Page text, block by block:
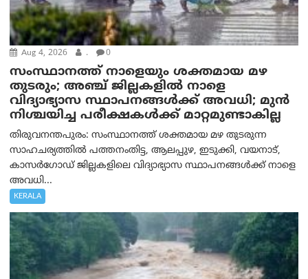
Aug 4, 2026 . 0
സംസ്ഥാനത്ത് നാളെയും ശക്തമായ മഴ
തുടരും; അഞ്ച് ജില്ലകളില്‍ നാളെ
വിദ്യാഭ്യാസ സ്ഥാപനങ്ങള്‍ക്ക് അവധി; മുന്‍
നിശ്ചയിച്ച പരീക്ഷകള്‍ക്ക് മാറ്റമുണ്ടാകില്ല
തിരുവനന്തപുരം: സംസ്ഥാനത്ത് ശക്തമായ മഴ തുടരുന്ന
സാഹചര്യത്തില്‍ പത്തനംതിട്ട, ആലപ്പുഴ, ഇടുക്കി, വയനാട്,
കാസർഗോഡ് ജില്ലകളിലെ വിദ്യാഭ്യാസ സ്ഥാപനങ്ങൾക്ക് നാളെ
അവധി...
KERALA